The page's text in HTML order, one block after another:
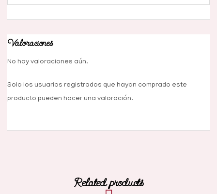
Valoraciones
No hay valoraciones aún.
Solo los usuarios registrados que hayan comprado este
producto pueden hacer una valoración.
Related products